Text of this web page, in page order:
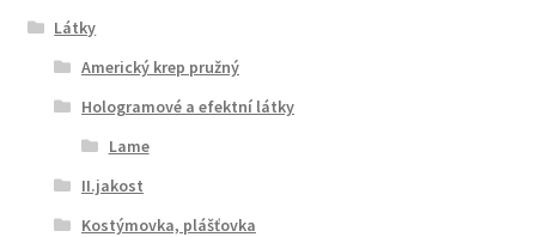
Látky
Americký krep pružný
Hologramové a efektní látky
Lame
II.jakost
Kostýmovka, plášťovka